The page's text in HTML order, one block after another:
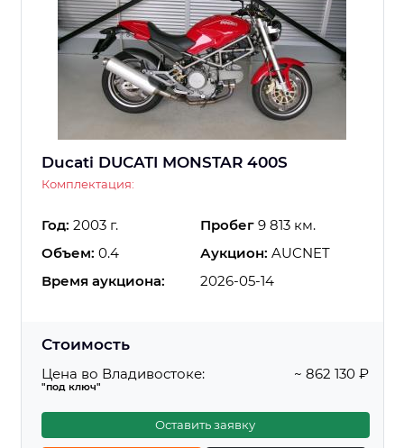
Ducati DUCATI MONSTAR 400S
Комплектация:
Год: 2003 г. Пробег 9 813 км.
Объем: 0.4 Аукцион: AUCNET
Время аукциона:
2026-05-14
Стоимость
Цена во Владивостоке:
"под ключ"
~ 862 130 ₽
Оставить заявку